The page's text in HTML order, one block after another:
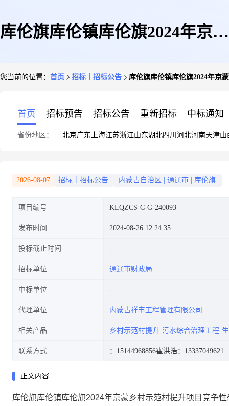
库伦旗库伦镇库伦旗2024年京蒙
您当前的位置： 首页 招标｜招标公告 库伦旗库伦镇库伦旗2024年京
首页 招标预告 招标公告 重新招标 中标通知
省份地区： 北京广东 上海江苏浙江山东湖北四川 河北河南天津山
2026-08-07 招标｜招标公告 内蒙古自治区 通辽市 库伦旗
项目编号 KLQZCS-C-G-240093
发布时间 2024-08-26 12:24:35
投标截止时间
招标单位 通辽市财政局
中标单位
代理单位 内蒙古祥丰工程管理有限公司
相关产品 乡村示范村提升 污水综合治理工程
联系方式 ：15144968856崔洪浩：13337049621
正文内容
库伦旗库伦镇库伦旗2024年京蒙乡村示范村提升项目竞争